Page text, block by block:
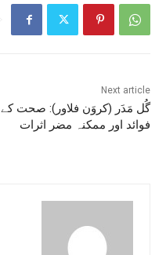
Next article
گُل مَدَر (کروَن فلاور): صحت کے
فوائد اور ممکنہ مضر اثرات